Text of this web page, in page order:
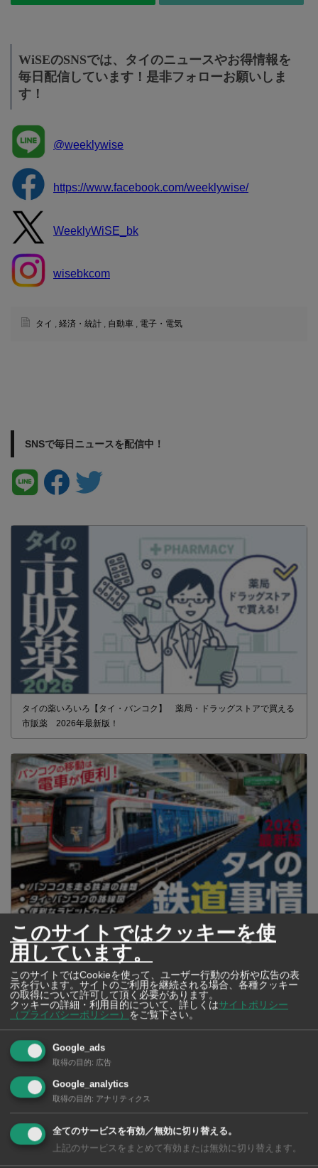
WiSEのSNSでは、タイのニュースやお得情報を
毎日配信しています！是非フォローお願いしま
す！
@weeklywise
https://www.facebook.com/weeklywise/
WeeklyWiSE_bk
wisebkcom
タイ , 経済・統計 , 自動車 , 電子・電気
SNSで毎日ニュースを配信中！
タイの薬いろいろ【タイ・バンコク】 薬局・ドラッグストアで買える
市販薬 2026年最新版！
2026年版 タイの鉄道事情 電車でGO！
【タイ・バンコク】 マルシェトンロー内の「TOPS」で買える薬
2026年版
このサイトではクッキーを使
用しています。
このサイトではCookieを使って、ユーザー行動の分析や広告の表
示を行います。サイトのご利用を継続される場合、各種クッキー
の取得について許可して頂く必要があります。
クッキーの詳細・利用目的について、詳しくはサイトポリシー
（プライバシーポリシー）
をご覧下さい。
Google_ads
取得の目的: 広告
Google_analytics
取得の目的: アナリティクス
全てのサービスを有効／無効に切り替える。
上記のサービスをまとめて有効または無効に切り替えます。